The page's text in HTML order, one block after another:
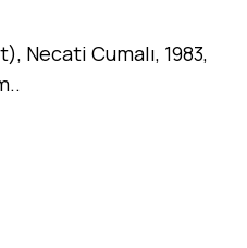
Necati Cumalı, 1983,